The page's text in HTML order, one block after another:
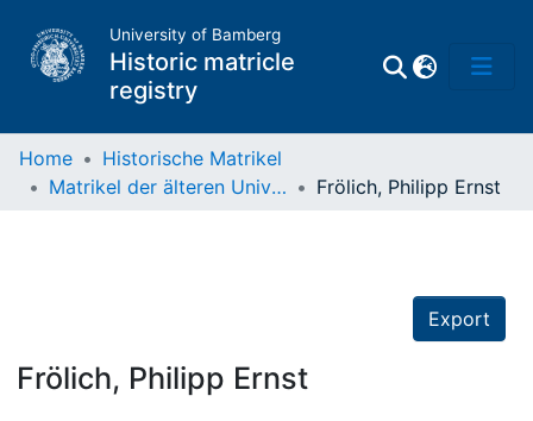
University of Bamberg
Historic matricle
registry
Home
Historische Matrikel
Matrikel der älteren Universität
Frölich, Philipp Ernst
Export
Frölich, Philipp Ernst